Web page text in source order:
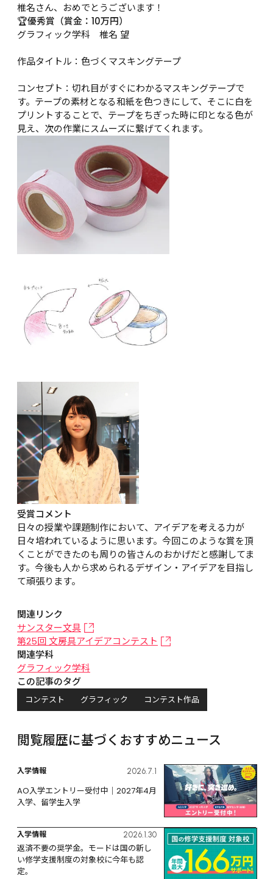
椎名さん、おめでとうございます！
🏆優秀賞（賞金：10万円）
グラフィック学科　椎名 望
作品タイトル：色づくマスキングテープ
コンセプト：切れ目がすぐにわかるマスキングテープで
す。テープの素材となる和紙を色つきにして、そこに白を
プリントすることで、テープをちぎった時に印となる色が
見え、次の作業にスムーズに繋げてくれます。
受賞コメント
日々の授業や課題制作において、アイデアを考える力が
日々培われているように思います。今回このような賞を頂
くことができたのも周りの皆さんのおかげだと感謝してま
す。今後も人から求められるデザイン・アイデアを目指し
て頑張ります。
関連リンク
サンスター文具
第25回 文房具アイデアコンテスト
関連学科
グラフィック学科
この記事のタグ
コンテスト グラフィック コンテスト作品
閲覧履歴に基づくおすすめニュース
入学情報 2026.7.1
AO入学エントリー受付中｜2027年4月
入学、留学生入学
入学情報 2026.1.30
返済不要の奨学金。モードは国の新し
い修学支援制度の対象校に今年も認
定。